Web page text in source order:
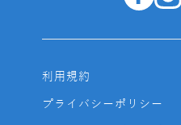
利用規約
プライバシーポリシー